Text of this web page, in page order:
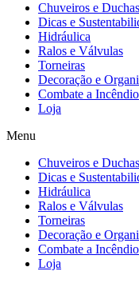
Chuveiros e Duchas
Dicas e
Hidráulica
Ralos e Válvulas
Torneiras
Decoração e
Combate a Incêndio
Loja
Menu
Chuveiros e Duchas
Dicas e
Hidráulica
Ralos e Válvulas
Torneiras
Decoração e
Combate a Incêndio
Loja